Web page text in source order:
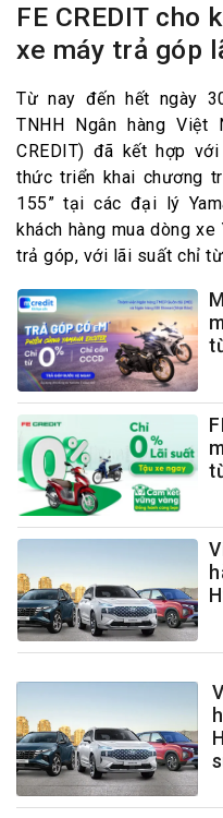
FE CREDIT cho
xe máy trả góp
Từ nay đến hết ngày
TNHH Ngân hàng Việt
CREDIT) đã kết hợp
thức triển khai chương
155” tại các đại lý
khách hàng mua dòng
trả góp, với lãi suất chỉ từ